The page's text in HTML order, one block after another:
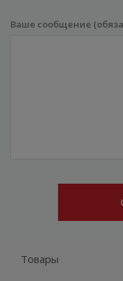
Ваше сообщение
Товары